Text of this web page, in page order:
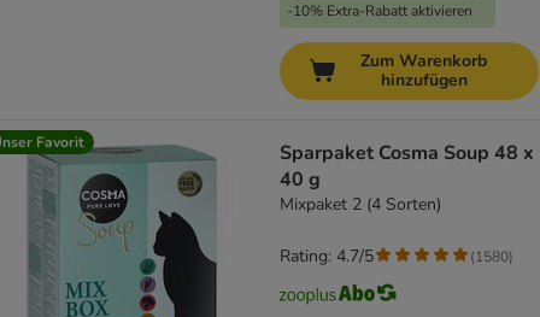
-10% Extra-Rabatt aktivieren
Zum Warenkorb
hinzufügen
Favorit
Sparpaket Cosma Soup 48 x
40 g
Mixpaket 2 (4 Sorten)
Rating: 4.7/5 (1580)